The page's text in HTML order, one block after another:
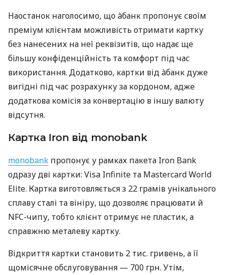
Наостанок наголосимо, що àбанк пропонує своїм
преміум клієнтам можливість отримати картку
без нанесених на неї реквізитів, що надає ще
більшу конфіденційність та комфорт під час
використання. Додатково, картки від àбанк дуже
вигідні під час розрахунку за кордоном, адже
додаткова комісія за конвертацію в іншу валюту
відсутня.
Картка Iron від monobank
monobank пропонує у рамках пакета Iron Bank
одразу дві картки: Visa Infinite та Mastercard World
Elite. Картка виготовляється з 22 грамів унікального
сплаву сталі та вініру, що дозволяє працювати й
NFC-чипу, тобто клієнт отримує не пластик, а
справжню металеву картку.
Відкриття картки становить 2 тис. гривень, а її
щомісячне обслуговування — 700 грн. Утім,